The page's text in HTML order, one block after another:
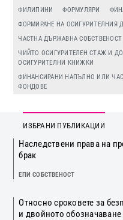
ФИЛИПИНИ
ФОРМУЛЯРИ
ФОРМИРАНЕ НА ОСИГУРИТЕЛНИЯ
ЧАСТНА ДЪРЖАВНА СОБСТВЕНОСТ
ЧИЙТО ОСИГУРИТЕЛЕН СТАЖ И
ОСИГУРИТЕЛНИ КНИЖКИ
ФИНАНСИРАНИ НАПЪЛНО ИЛИ
ФОНДОВЕ
ИЗБРАНИ ПУБЛИКАЦИИ
Наследствени права на
брак
ЕПИ СОБСТВЕНОСТ
Относно сроковете за
и двойното обозначаване